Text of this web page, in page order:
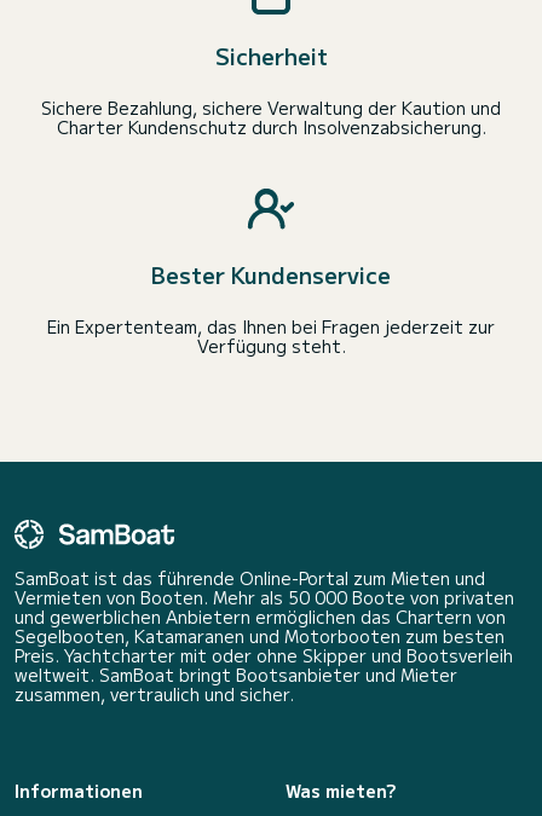
Sicherheit
Sichere Bezahlung, sichere Verwaltung der Kaution und
Charter Kundenschutz durch Insolvenzabsicherung.
Bester Kundenservice
Ein Expertenteam, das Ihnen bei Fragen jederzeit zur
Verfügung steht.
SamBoat ist das führende Online-Portal zum Mieten und
Vermieten von Booten. Mehr als 50 000 Boote von privaten
und gewerblichen Anbietern ermöglichen das Chartern von
Segelbooten, Katamaranen und Motorbooten zum besten
Preis. Yachtcharter mit oder ohne Skipper und Bootsverleih
weltweit. SamBoat bringt Bootsanbieter und Mieter
zusammen, vertraulich und sicher.
Informationen
Was mieten?